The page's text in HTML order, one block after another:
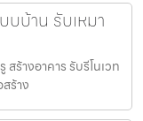
บบ้าน รับเหมา
สร้างอาคาร รับรีโนเวท
ร้าง